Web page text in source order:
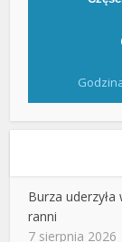
Burza
ranni
7 sierpnia 2026